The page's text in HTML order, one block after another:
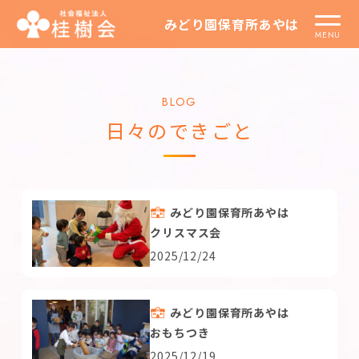
みどり園保育所あやは
BLOG
日々のできごと
みどり園保育所あやは
クリスマス会
2025/12/24
みどり園保育所あやは
おもちつき